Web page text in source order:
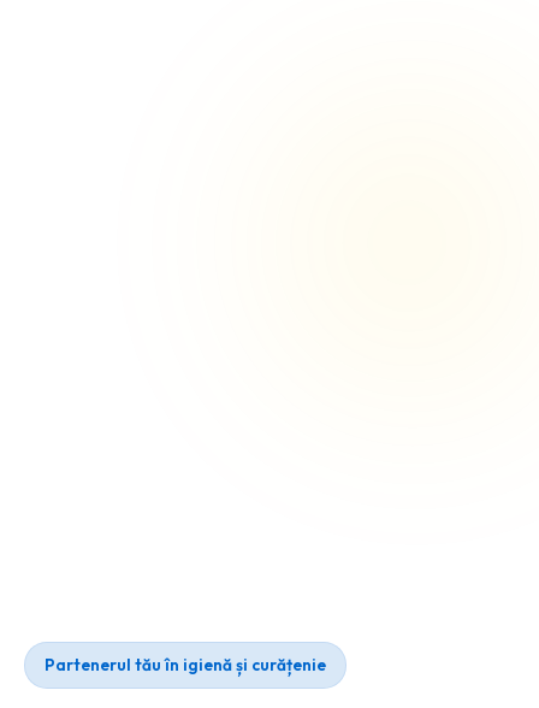
Partenerul tău în igienă și curățenie